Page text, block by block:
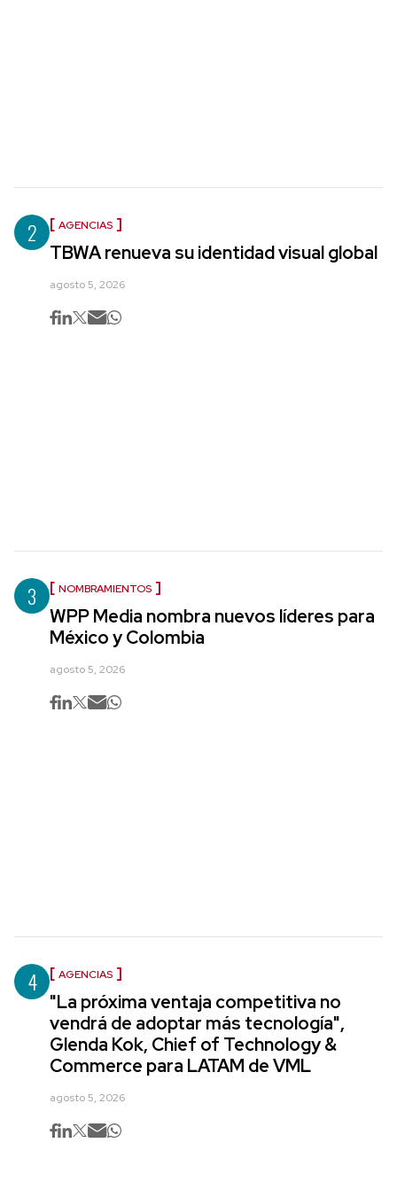
2 AGENCIAS
TBWA renueva su identidad visual global
agosto 5, 2026
3 NOMBRAMIENTOS
WPP Media nombra nuevos líderes para
México y Colombia
agosto 5, 2026
4 AGENCIAS
"La próxima ventaja competitiva no
vendrá de adoptar más tecnología",
Glenda Kok, Chief of Technology &
Commerce para LATAM de VML
agosto 5, 2026